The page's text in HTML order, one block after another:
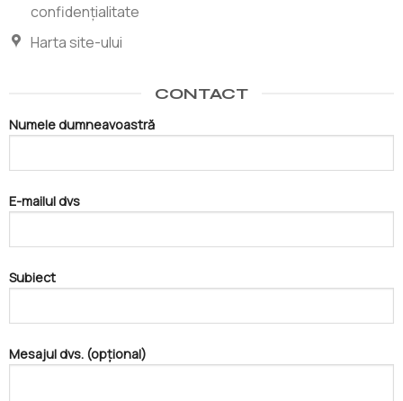
confidențialitate
Harta site-ului
CONTACT
Numele dumneavoastră
E-mailul dvs
Subiect
Mesajul dvs. (opțional)